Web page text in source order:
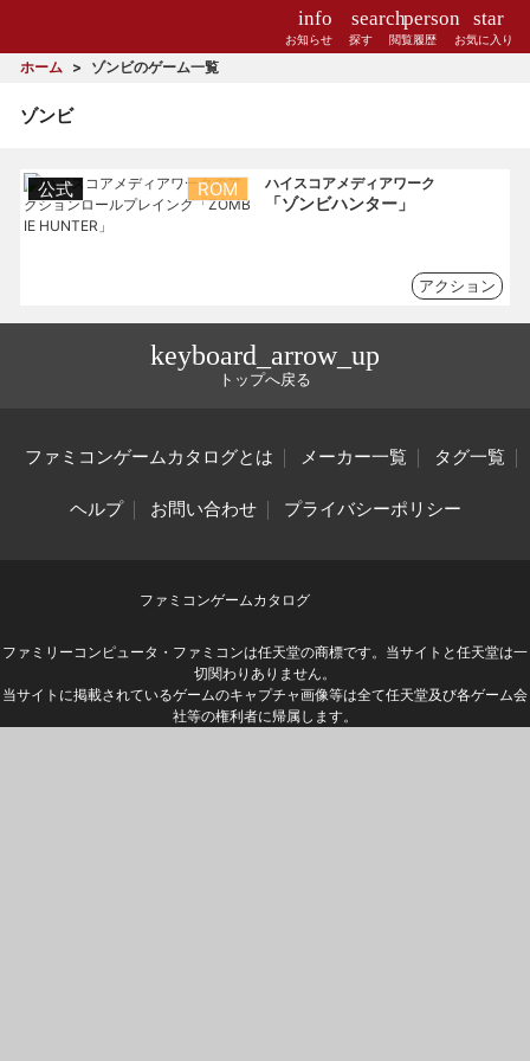
info
お知らせ
search
探す
person
閲覧履歴
star
お気に入り
ホーム ゾンビのゲーム一覧
ゾンビ
公式 ROM ハイスコアメディアワーク
「ゾンビハンター」
アクション
keyboard_arrow_up
トップへ戻る
ファミコンゲームカタログとは メーカー一覧 タグ一覧
ヘルプ お問い合わせ プライバシーポリシー
ファミコンゲームカタログ
ファミリーコンピュータ・ファミコンは任天堂の商標です。当サイトと任天堂は一
切関わりありません。
当サイトに掲載されているゲームのキャプチャ画像等は全て任天堂及び各ゲーム会
社等の権利者に帰属します。